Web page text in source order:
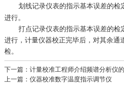
划线记录仪表的指示基本误差的检
进行。
打点记录仪表的指示基本误差的
进行，计量仪器校正完毕后，对其余通
检。
下一篇：计量校准工程师介绍频谱分析仪
上一篇：仪器校准数字温度指示调节仪